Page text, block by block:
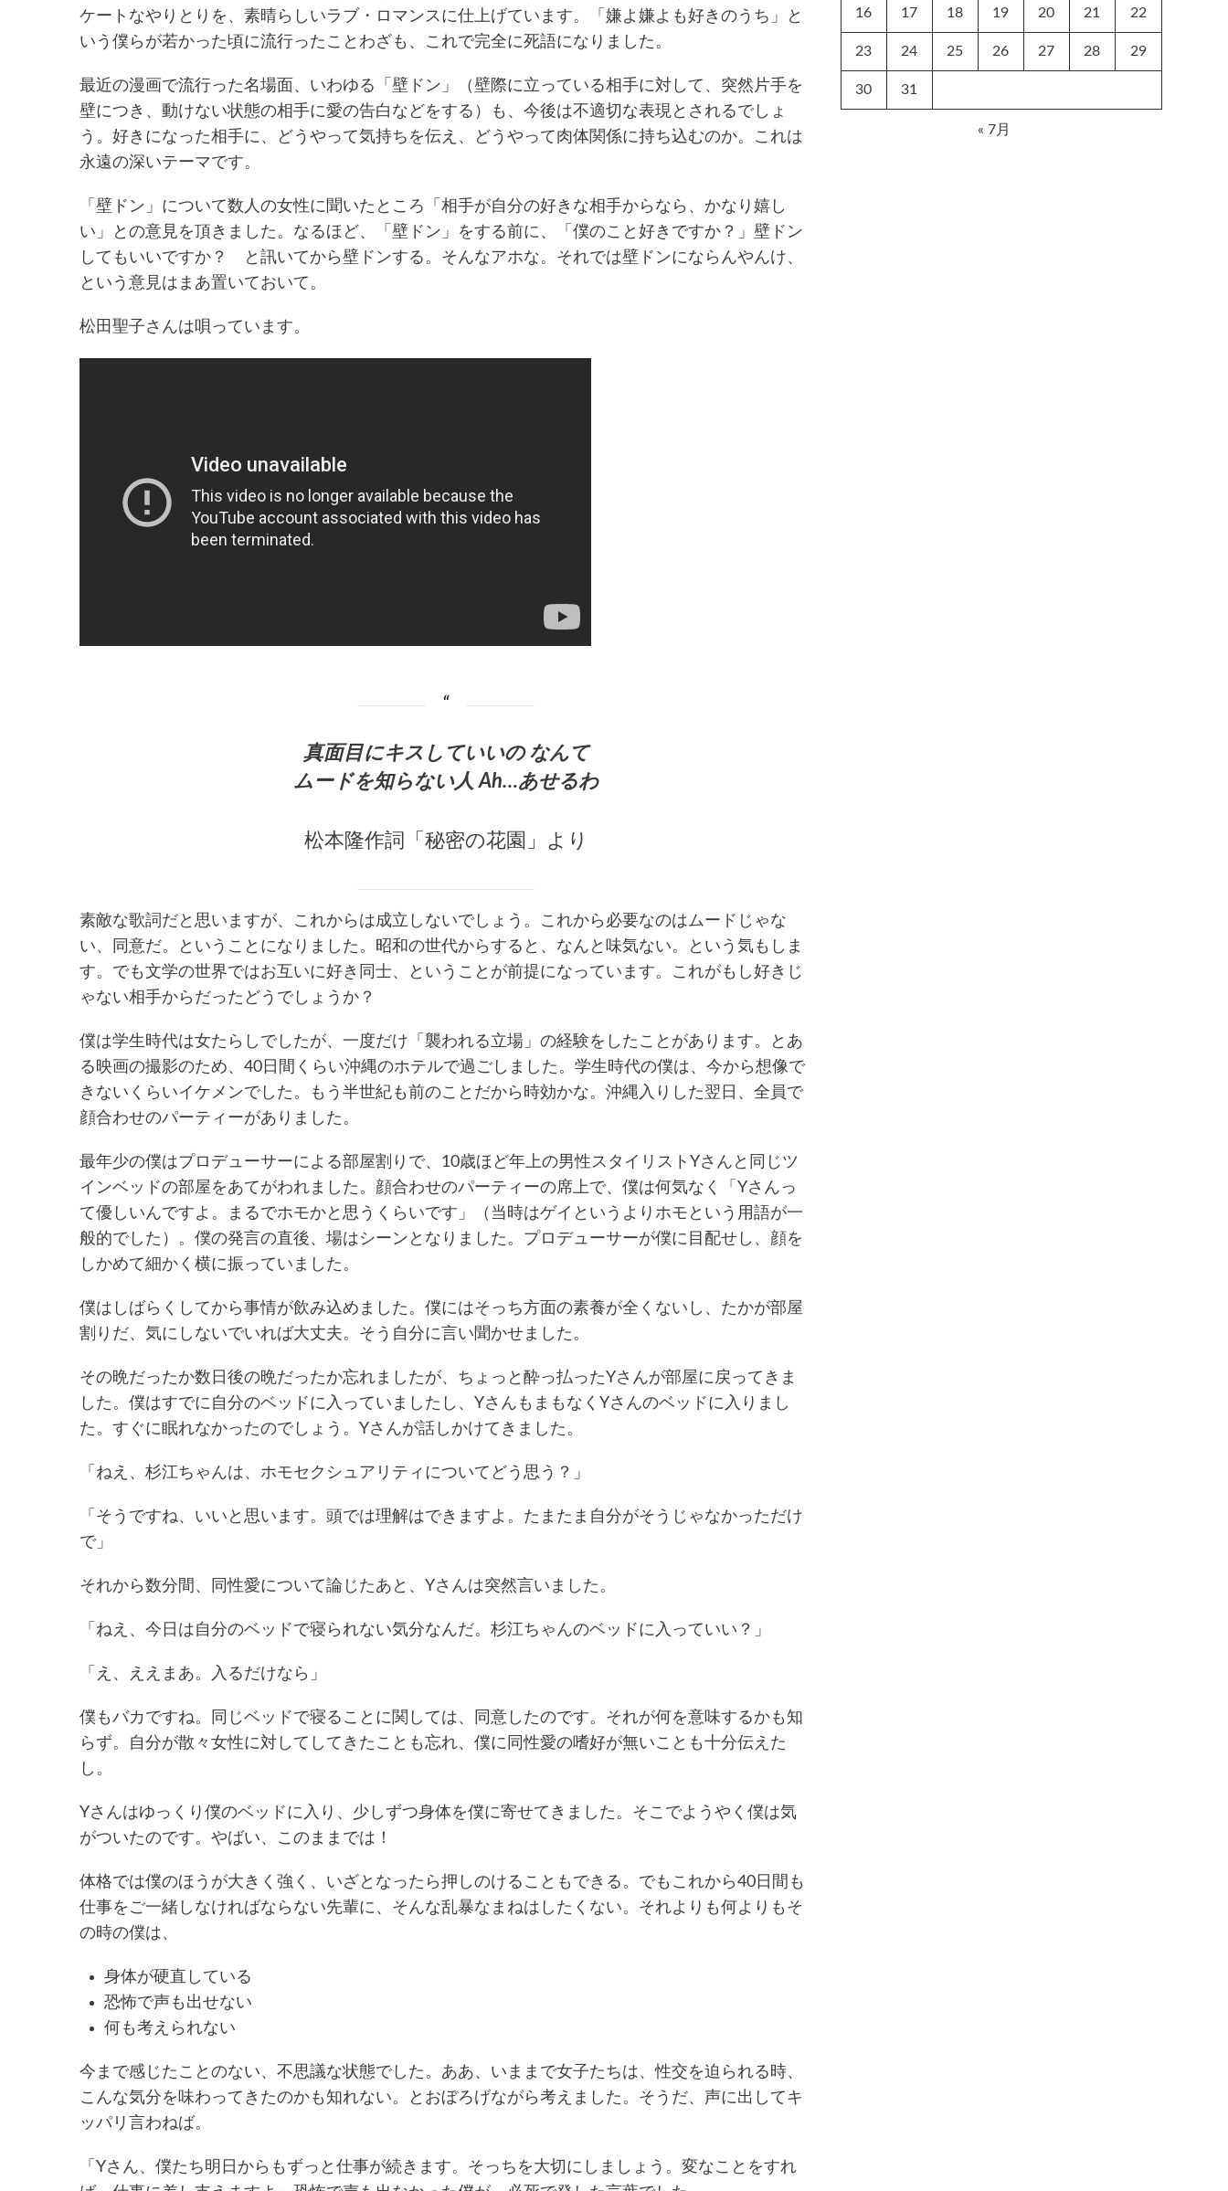
ケートなやりとりを、素晴らしいラブ・ロマンスに仕上げています。「嫌よ嫌よも好きのうち」と
いう僕らが若かった頃に流行ったことわざも、これで完全に死語になりました。
最近の漫画で流行った名場面、いわゆる「壁ドン」（壁際に立っている相手に対して、突然片手を
壁につき、動けない状態の相手に愛の告白などをする）も、今後は不適切な表現とされるでしょ
う。好きになった相手に、どうやって気持ちを伝え、どうやって肉体関係に持ち込むのか。これは
永遠の深いテーマです。
「壁ドン」について数人の女性に聞いたところ「相手が自分の好きな相手からなら、かなり嬉し
い」との意見を頂きました。なるほど、「壁ドン」をする前に、「僕のこと好きですか？」壁ドン
してもいいですか？ と訊いてから壁ドンする。そんなアホな。それでは壁ドンにならんやんけ、
という意見はまあ置いておいて。
松田聖子さんは唄っています。
真面目にキスしていいの なんて
ムードを知らない人 Ah…あせるわ
松本隆作詞「秘密の花園」より
素敵な歌詞だと思いますが、これからは成立しないでしょう。これから必要なのはムードじゃな
い、同意だ。ということになりました。昭和の世代からすると、なんと味気ない。という気もしま
す。でも文学の世界ではお互いに好き同士、ということが前提になっています。これがもし好きじ
ゃない相手からだったどうでしょうか？
僕は学生時代は女たらしでしたが、一度だけ「襲われる立場」の経験をしたことがあります。とあ
る映画の撮影のため、40日間くらい沖縄のホテルで過ごしました。学生時代の僕は、今から想像で
きないくらいイケメンでした。もう半世紀も前のことだから時効かな。沖縄入りした翌日、全員で
顔合わせのパーティーがありました。
最年少の僕はプロデューサーによる部屋割りで、10歳ほど年上の男性スタイリストYさんと同じツ
インベッドの部屋をあてがわれました。顔合わせのパーティーの席上で、僕は何気なく「Yさんっ
て優しいんですよ。まるでホモかと思うくらいです」（当時はゲイというよりホモという用語が一
般的でした）。僕の発言の直後、場はシーンとなりました。プロデューサーが僕に目配せし、顔を
しかめて細かく横に振っていました。
僕はしばらくしてから事情が飲み込めました。僕にはそっち方面の素養が全くないし、たかが部屋
割りだ、気にしないでいれば大丈夫。そう自分に言い聞かせました。
その晩だったか数日後の晩だったか忘れましたが、ちょっと酔っ払ったYさんが部屋に戻ってきま
した。僕はすでに自分のベッドに入っていましたし、YさんもまもなくYさんのベッドに入りまし
た。すぐに眠れなかったのでしょう。Yさんが話しかけてきました。
「ねえ、杉江ちゃんは、ホモセクシュアリティについてどう思う？」
「そうですね、いいと思います。頭では理解はできますよ。たまたま自分がそうじゃなかっただけ
で」
それから数分間、同性愛について論じたあと、Yさんは突然言いました。
「ねえ、今日は自分のベッドで寝られない気分なんだ。杉江ちゃんのベッドに入っていい？」
「え、ええまあ。入るだけなら」
僕もバカですね。同じベッドで寝ることに関しては、同意したのです。それが何を意味するかも知
らず。自分が散々女性に対してしてきたことも忘れ、僕に同性愛の嗜好が無いことも十分伝えた
し。
Yさんはゆっくり僕のベッドに入り、少しずつ身体を僕に寄せてきました。そこでようやく僕は気
がついたのです。やばい、このままでは！
体格では僕のほうが大きく強く、いざとなったら押しのけることもできる。でもこれから40日間も
仕事をご一緒しなければならない先輩に、そんな乱暴なまねはしたくない。それよりも何よりもそ
の時の僕は、
身体が硬直している
恐怖で声も出せない
何も考えられない
今まで感じたことのない、不思議な状態でした。ああ、いままで女子たちは、性交を迫られる時、
こんな気分を味わってきたのかも知れない。とおぼろげながら考えました。そうだ、声に出してキ
ッパリ言わねば。
「Yさん、僕たち明日からもずっと仕事が続きます。そっちを大切にしましょう。変なことをすれ
16 17 18 19 20 21 22
23 24 25 26 27 28 29
30 31
« 7月